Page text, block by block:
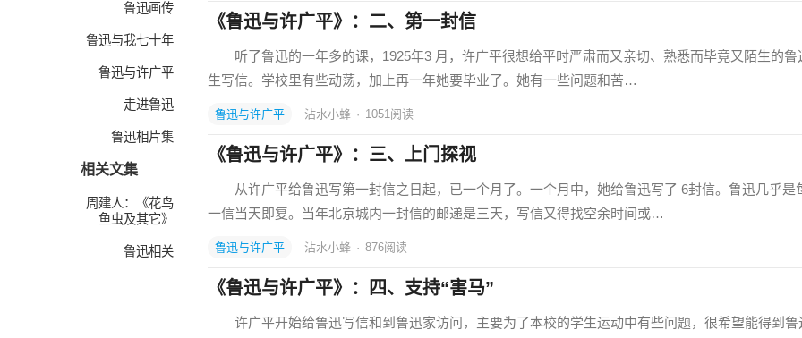
鲁迅画传
鲁迅与我七十年
鲁迅与许广平
走进鲁迅
鲁迅相片集
相关文集
周建人：《花鸟
鱼虫及其它》
鲁迅相关
《鲁迅与许广平》：二、第一封信
听了鲁迅的一年多的课，1925年3 月，许广平很想给平时严肃而又亲切、熟悉而毕竟又陌生的鲁
生写信。学校里有些动荡，加上再一年她要毕业了。她有一些问题和苦…
鲁迅与许广平 沾水小蜂 · 1051阅读
《鲁迅与许广平》：三、上门探视
从许广平给鲁迅写第一封信之日起，已一个月了。一个月中，她给鲁迅写了 6封信。鲁迅几乎是
一信当天即复。当年北京城内一封信的邮递是三天，写信又得找空余时间或…
鲁迅与许广平 沾水小蜂 · 876阅读
《鲁迅与许广平》：四、支持“害马”
许广平开始给鲁迅写信和到鲁迅家访问，主要为了本校的学生运动中有些问题，很希望能得到鲁